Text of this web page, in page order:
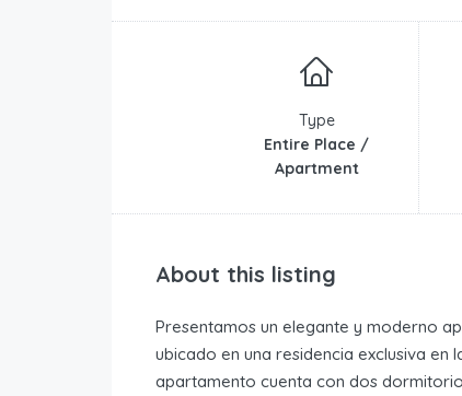
Type
Entire Place /
Apartment
About this listing
Presentamos un elegante y moderno
ubicado en una residencia exclusiva en
apartamento cuenta con dos